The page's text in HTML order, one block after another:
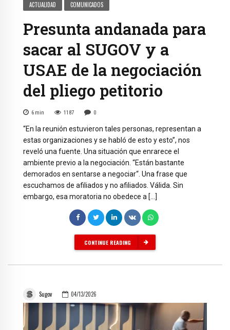
ACTUALIDAD COMUNICADOS
Presunta andanada para
sacar al SUGOV y a
USAE de la negociación
del pliego petitorio
6 min 1187 0
“En la reunión estuvieron tales personas, representan a
estas organizaciones y se habló de esto y esto”, nos
reveló una fuente. Una situación que enrarece el
ambiente previo a la negociación. “Están bastante
demorados en sentarse a negociar“. Una frase que
escuchamos de afiliados y no afiliados. Válida. Sin
embargo, esa moratoria no obedece a […]
CONTINUE READING
Sugov 04/13/2026